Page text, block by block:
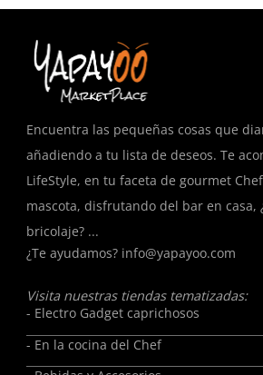
Encuentra las pequeñas cosas que
añadiendo a tu lista de deseos. Te
LifeStyle, en tu faceta de gourmet
mascota, disfrutando del bar en casa,
bricolaje? ...
¿Te ayudamos? info@yapayoo.com
Visita nuestras tiendas tematizadas:
- Electro Gadget caprichosos
- En la cocina del Chef